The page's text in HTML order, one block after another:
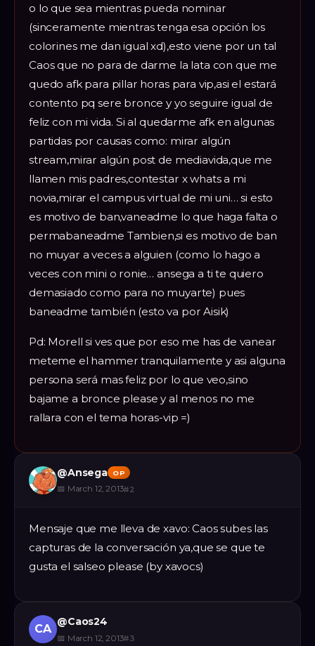
o lo que sea mientras pueda nominar
(sinceramente mientras tenga esa opción los
colorines me dan igual xd),esto viene por un tal
Caos que no para de darme la lata con que me
quedo afk para pillar horas para vip,asi el estará
contento pq sere bronce y yo seguire igual de
feliz con mi vida. Si al quedarme afk en algunas
partidas por causas como: mirar algún
stream,mirar algún post de mediavida,que me
llamen mis padres,contestar x whats a mi
novia,mirar el campus virtual de mi uni… si esto
es motivo de ban,vaneadme lo que haga falta o
permabaneadme Tambien,si es motivo de ban
no muyar a veces a alguien (como lo hago a
veces con mini o ronie… ansega a ti te quiero
demasiado como para no muyarte) pues
baneadme también (esto va por Aisik)
Pd: Morell si ves que por eso me has de vanear
meteme el hammer tranquilamente y asi alguna
persona será mas feliz por lo que veo,sino
bajame a bronce please y al menos no me
rallara con el tema horas-vip =)
@Ansega OP
📅 March 12, 2013#2
Mensaje que me lleva de xavo: Caos subes las
capturas de la conversación ya,que se que te
gusta el salseo please (by xavocs)
CA
@Caos24
📅 March 12, 2013#3